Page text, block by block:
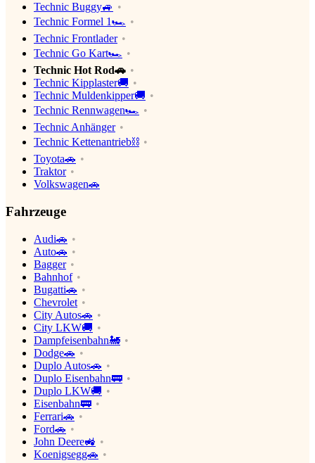
Technic Buggy🚙
Technic Formel 1🏎
Technic Frontlader
Technic Go Kart🏎
Technic Hot Rod🚗
Technic Kipplaster🚚
Technic Muldenkipper🚚
Technic Rennwagen🏎
Technic Anhänger
Technic Kettenantrieb⛓
Toyota🚗
Traktor
Volkswagen🚗
Fahrzeuge
Audi🚗
Auto🚗
Bagger
Bahnhof
Bugatti🚗
Chevrolet
City Autos🚗
City LKW🚚
Dampfeisenbahn🚂
Dodge🚗
Duplo Autos🚗
Duplo Eisenbahn🚃
Duplo LKW🚚
Eisenbahn🚃
Ferrari🚗
Ford🚗
John Deere🚜
Koenigsegg🚗